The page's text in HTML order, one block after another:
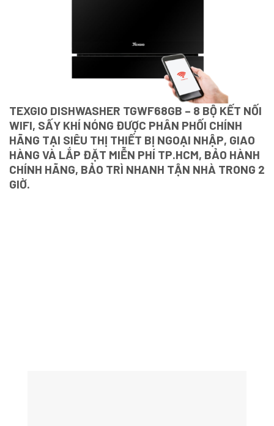
TEXGIO DISHWASHER TGWF68GB – 8 BỘ KẾT NỐI
WIFI, SẤY KHÍ NÓNG ĐƯỢC PHÂN PHỐI CHÍNH
HÃNG TẠI SIÊU THỊ THIẾT BỊ NGOẠI NHẬP, GIAO
HÀNG VÀ LẮP ĐẶT MIỄN PHÍ TP.HCM, BẢO HÀNH
CHÍNH HÃNG, BẢO TRÌ NHANH TẬN NHÀ TRONG 2
GIỜ.